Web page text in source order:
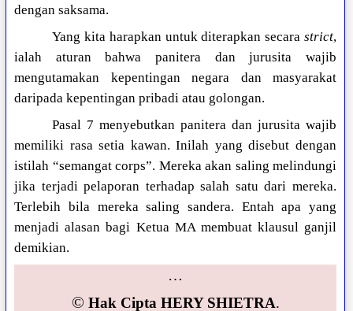
dengan saksama.
Yang kita harapkan untuk diterapkan secara strict,
ialah aturan bahwa panitera dan jurusita wajib
mengutamakan kepentingan negara dan masyarakat
daripada kepentingan pribadi atau golongan.
Pasal 7 menyebutkan panitera dan jurusita wajib
memiliki rasa setia kawan. Inilah yang disebut dengan
istilah “semangat corps”. Mereka akan saling melindungi
jika terjadi pelaporan terhadap salah satu dari mereka.
Terlebih bila mereka saling sandera. Entah apa yang
menjadi alasan bagi Ketua MA membuat klausul ganjil
demikian.
…
© Hak Cipta HERY SHIETRA.